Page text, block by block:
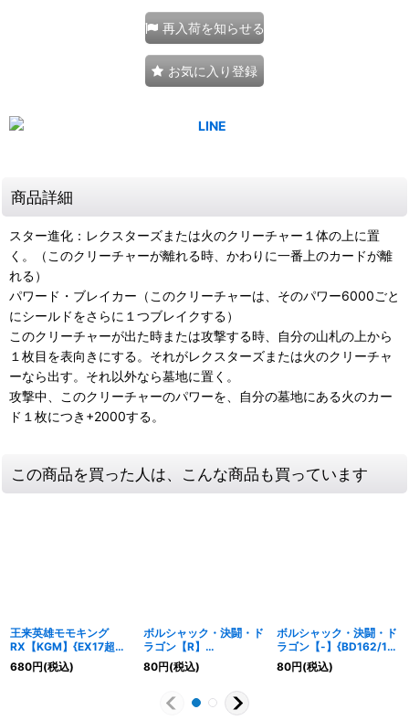
再入荷を知らせる
お気に入り登録
商品詳細
スター進化：レクスターズまたは火のクリーチャー１体の上に置
く。（このクリーチャーが離れる時、かわりに一番上のカードが離
れる）
パワード・ブレイカー（このクリーチャーは、そのパワー6000ごと
にシールドをさらに１つブレイクする）
このクリーチャーが出た時または攻撃する時、自分の山札の上から
１枚目を表向きにする。それがレクスターズまたは火のクリーチャ
ーなら出す。それ以外なら墓地に置く。
攻撃中、このクリーチャーのパワーを、自分の墓地にある火のカー
ド１枚につき+2000する。
この商品を買った人は、こんな商品も買っています
王来英雄モモキング
RX【KGM】{EX17超
39/超40}《多》
680円(税込)
ボルシャック・決闘・ド
ラゴン【R】
{23BD442/60}《多》
80円(税込)
ボルシャック・決闘・ド
ラゴン【-】{BD162/14}
《多》
80円(税込)